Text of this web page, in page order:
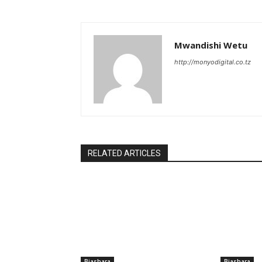
Mwandishi Wetu
http://monyodigital.co.tz
RELATED ARTICLES